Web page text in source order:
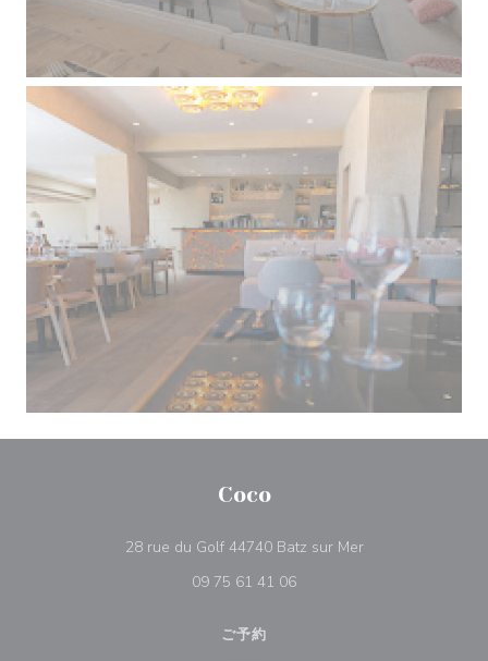
Coco
28 rue du Golf 44740 Batz sur Mer((新しいウィンド
09 75 61 41 06
ご予約